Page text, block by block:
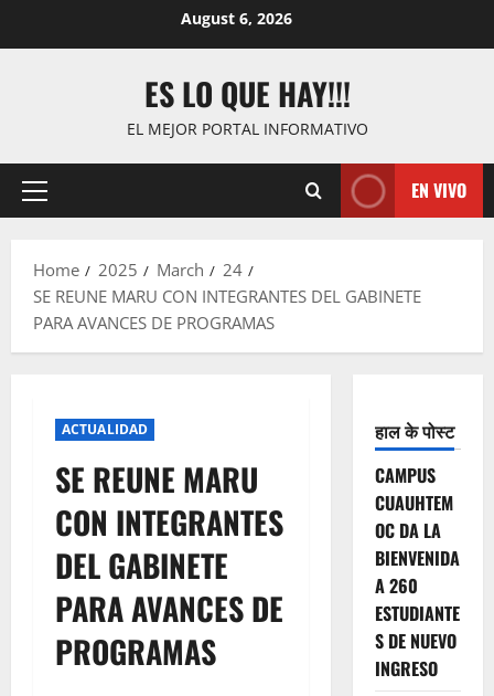
August 6, 2026
ES LO QUE HAY!!!
EL MEJOR PORTAL INFORMATIVO
Primary
EN VIVO
Home 2025 March
24
SE REUNE MARU CON INTEGRANTES DEL GABINETE
PARA AVANCES DE PROGRAMAS
ACTUALIDAD
SE REUNE MARU
CON INTEGRANTES
DEL GABINETE
PARA AVANCES DE
PROGRAMAS
हाल के पोस्ट
CAMPUS
CUAUHTEM
OC DA LA
BIENVENIDA
A 260
ESTUDIANTE
S DE NUEVO
INGRESO